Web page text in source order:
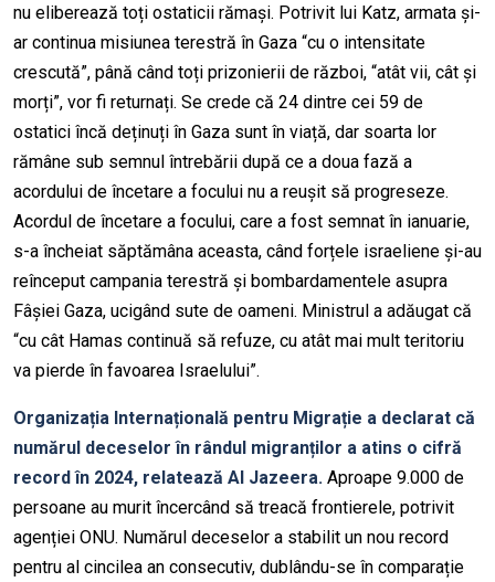
nu eliberează toți ostaticii rămași. Potrivit lui Katz, armata și-
ar continua misiunea terestră în Gaza “cu o intensitate
crescută”, până când toți prizonierii de război, “atât vii, cât și
morți”, vor fi returnați. Se crede că 24 dintre cei 59 de
ostatici încă deținuți în Gaza sunt în viață, dar soarta lor
rămâne sub semnul întrebării după ce a doua fază a
acordului de încetare a focului nu a reușit să progreseze.
Acordul de încetare a focului, care a fost semnat în ianuarie,
s-a încheiat săptămâna aceasta, când forțele israeliene și-au
reînceput campania terestră și bombardamentele asupra
Fâșiei Gaza, ucigând sute de oameni. Ministrul a adăugat că
“cu cât Hamas continuă să refuze, cu atât mai mult teritoriu
va pierde în favoarea Israelului”.
Organizația Internațională pentru Migrație a declarat că
numărul deceselor în rândul migranților a atins o cifră
record în 2024, relatează Al Jazeera. Aproape 9.000 de
persoane au murit încercând să treacă frontierele, potrivit
agenției ONU. Numărul deceselor a stabilit un nou record
pentru al cincilea an consecutiv, dublându-se în comparație